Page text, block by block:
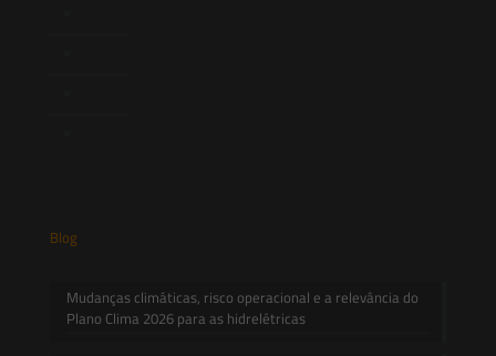
Blog
Mudanças climáticas, risco operacional e a relevância do
Plano Clima 2026 para as hidrelétricas